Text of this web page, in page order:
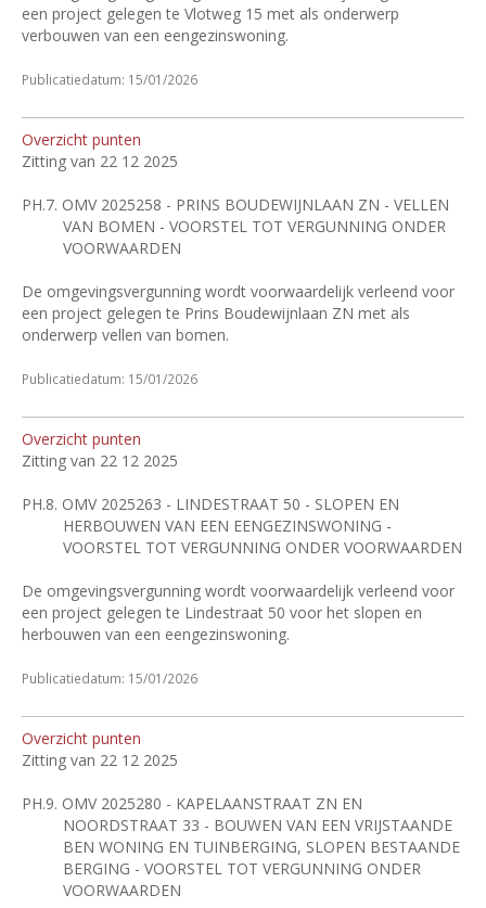
een project gelegen te Vlotweg 15 met als onderwerp
verbouwen van een eengezinswoning.
Publicatiedatum: 15/01/2026
Overzicht punten
Zitting van 22 12 2025
PH.7. OMV 2025258 - PRINS BOUDEWIJNLAAN ZN - VELLEN
VAN BOMEN - VOORSTEL TOT VERGUNNING ONDER
VOORWAARDEN
De omgevingsvergunning wordt voorwaardelijk verleend voor
een project gelegen te Prins Boudewijnlaan ZN met als
onderwerp vellen van bomen.
Publicatiedatum: 15/01/2026
Overzicht punten
Zitting van 22 12 2025
PH.8. OMV 2025263 - LINDESTRAAT 50 - SLOPEN EN
HERBOUWEN VAN EEN EENGEZINSWONING -
VOORSTEL TOT VERGUNNING ONDER VOORWAARDEN
De omgevingsvergunning wordt voorwaardelijk verleend voor
een project gelegen te Lindestraat 50 voor het slopen en
herbouwen van een eengezinswoning.
Publicatiedatum: 15/01/2026
Overzicht punten
Zitting van 22 12 2025
PH.9. OMV 2025280 - KAPELAANSTRAAT ZN EN
NOORDSTRAAT 33 - BOUWEN VAN EEN VRIJSTAANDE
BEN WONING EN TUINBERGING, SLOPEN BESTAANDE
BERGING - VOORSTEL TOT VERGUNNING ONDER
VOORWAARDEN